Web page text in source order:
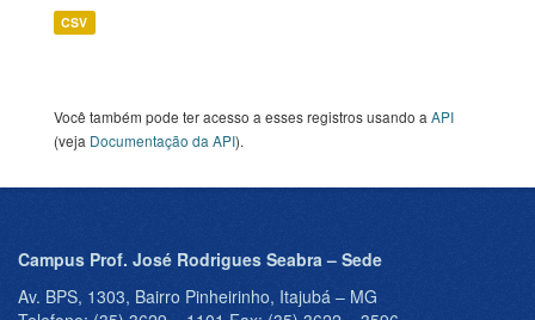
CSV
Você também pode ter acesso a esses registros usando a API
(veja Documentação da API).
Campus Prof. José Rodrigues Seabra – Sede
Av. BPS, 1303, Bairro Pinheirinho, Itajubá – MG